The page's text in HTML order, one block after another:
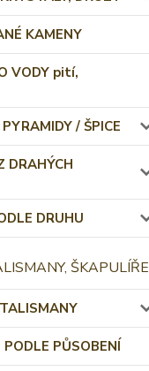
KAMENY
VODY pití,
/ ŠPICE
DRAHÝCH
DRUHU
ŠKAPULÍŘE
PODLE PŮSOBENÍ